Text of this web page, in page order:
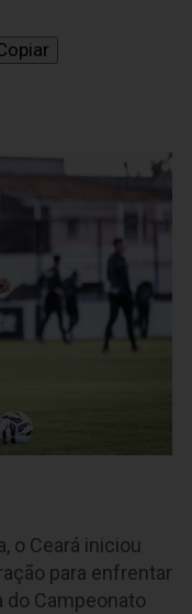
o Ceará iniciou
para enfrentar
do Campeonato